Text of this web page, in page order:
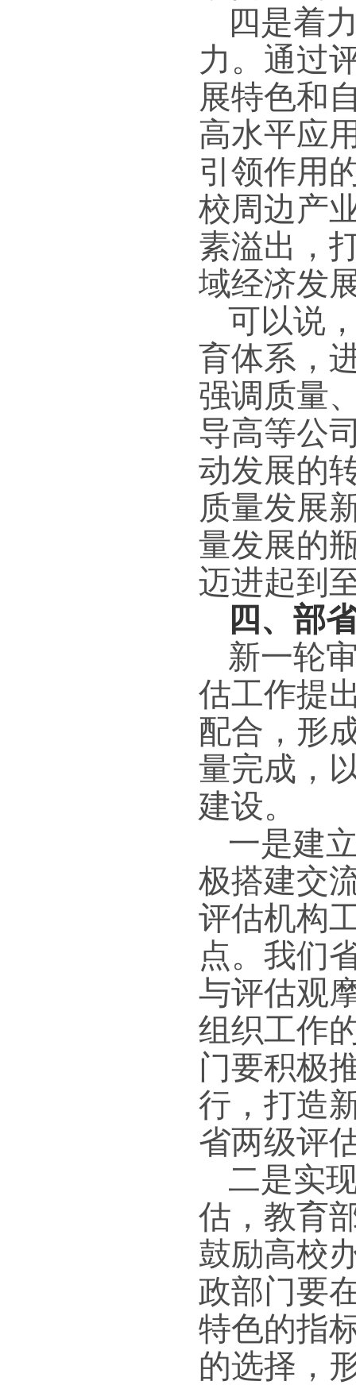
四是着
力。通过
展特色和
高水平应
引领作用
校周边产
素溢出，
域经济发
可以说
育体系，
强调质量
导高等公
动发展的
质量发展
量发展的
迈进起到
四、部
新一轮
估工作提
配合，形
量完成，
建设。
一是建
极搭建交
评估机构
点。我们
与评估观
组织工作
门要积极
行，打造
省两级评
二是实
估，教育
鼓励高校
政部门要
特色的指
的选择，